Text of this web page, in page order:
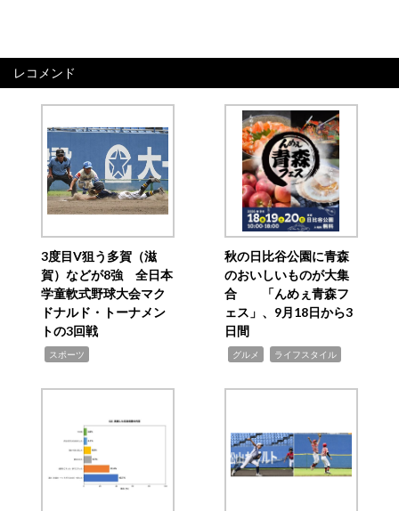
レコメンド
3度目V狙う多賀（滋
賀）などが8強 全日本
学童軟式野球大会マク
ドナルド・トーナメン
トの3回戦
スポーツ
秋の日比谷公園に青森
のおいしいものが大集
合 「んめぇ青森フ
ェス」、9月18日から3
日間
グルメ ライフスタイル